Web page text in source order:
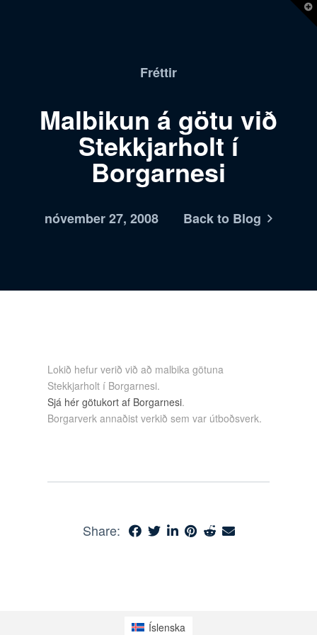
Fréttir
Malbikun á götu við
Stekkjarholt í
Borgarnesi
nóvember 27, 2008 Back to Blog
Lokið hefur verið við að malbika götuna
Stekkjarholt í Borgarnesi.
Sjá hér götukort af Borgarnesi.
Borgarverk annaðist verkið sem var útboðsverk.
Share:
Íslenska